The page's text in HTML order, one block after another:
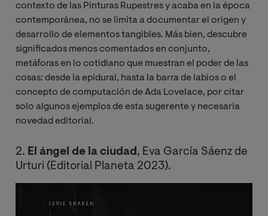
contexto de las Pinturas Rupestres y acaba en la época
contemporánea, no se limita a documentar el origen y
desarrollo de elementos tangibles. Más bien, descubre
significados menos comentados en conjunto,
metáforas en lo cotidiano que muestran el poder de las
cosas: desde la epidural, hasta la barra de labios o el
concepto de computación de Ada Lovelace, por citar
solo algunos ejemplos de esta sugerente y necesaria
novedad editorial.
2. El ángel de la ciudad , Eva García Sáenz de
Urturi (Editorial Planeta 2023).